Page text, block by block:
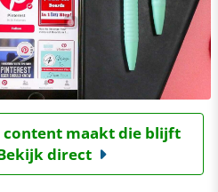
content maakt die blijft
direct